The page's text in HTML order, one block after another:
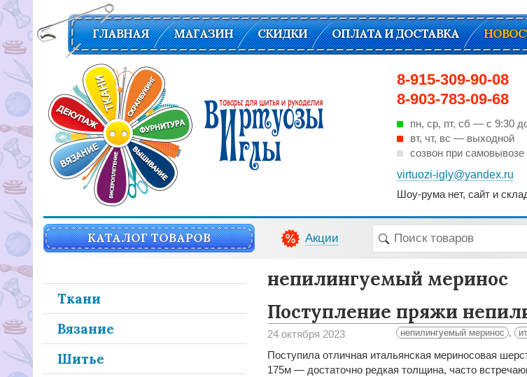
8-915-309-90-08
8-903-783-09-68
пн, ср, пт, cб — с 9:30
вт, чт, вс — выходной
созвон при самовывозе
virtuozi-igly@yandex.ru
Шоу-рума нет, сайт и
ГЛАВНАЯ МАГАЗИН СКИДКИ ОПЛАТА И ДОСТАВКА
КАТАЛОГ ТОВАРОВ Акции
Ткани
Вязание
Шитье
непилингуемый меринос
Поступление пряжи
24 октября 2023 непилингуемый меринос ,
Поступила отличная итальянская мериносовая
175м — достаточно редкая толщина, часто